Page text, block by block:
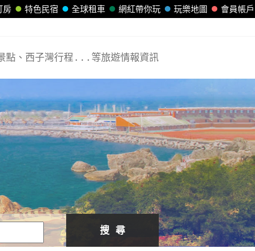
會員帳戶
玩樂地圖
網紅帶你玩
全球租車
特色民宿
房
點、西子灣行程...等旅遊情報資訊
搜 尋